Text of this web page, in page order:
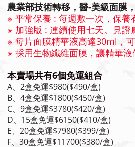
農業部技術轉移，醫-美級面膜
※ 平常保養 : 每週敷一次，保養
※ 加強版 : 連續使用七天。見證
※ 每片面膜精華液高達30ml，可
※ 採用生物纖維面膜，讓精華液
本賣場共有6個免運組合
A、2盒免運$980($490/盒)
B、4盒免運$1800($450/盒)
C、9盒免運$3780($420/盒)
D、15盒免運$6150($410/盒)
E、20盒免運$7980($399/盒)
F、30盒免運$11700($380/盒)